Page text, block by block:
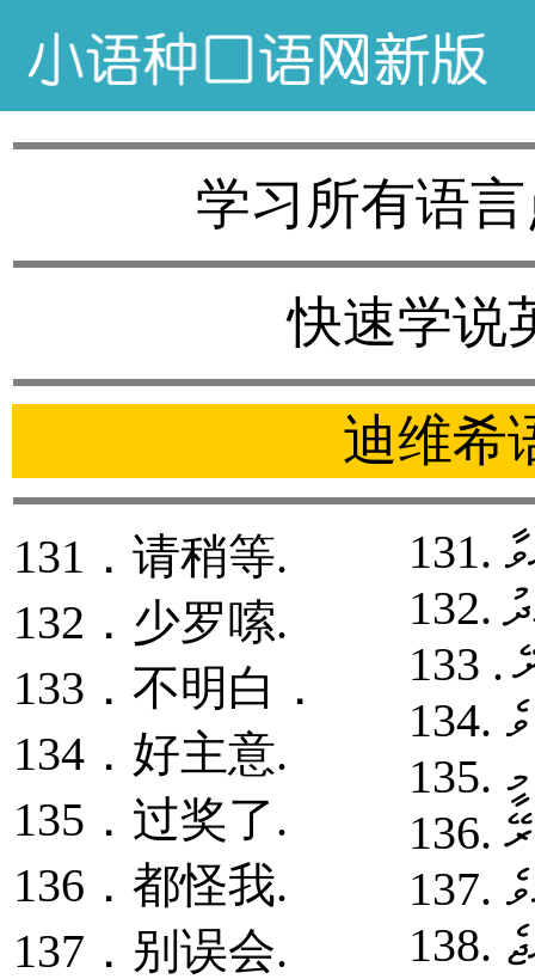
学习所有语
快速学说
迪维希
131．请稍等.
132．少罗嗦.
133．不明白．
134．好主意.
135．过奖了.
136．都怪我.
137．别误会.